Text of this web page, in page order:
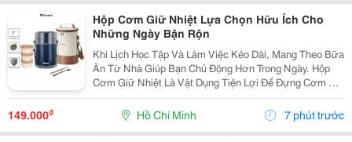
Hộp Cơm Giữ Nhiệt Lựa Chọn Hữu Ích Cho
Những Ngày Bận Rộn
Khi Lịch Học Tập Và Làm Việc Kéo Dài, Mang Theo Bữa
Ăn Từ Nhà Giúp Bạn Chủ Động Hơn Trong Ngày. Hộp
Cơm Giữ Nhiệt Là Vật Dụng Tiện Lợi Để Đựng Cơm Và
Thức Ăn, Đồng Thời Hỗ Trợ Sắp Xếp Các Món Gọn
Gàng Khi Di Chuyển. Lựa Chọn Số Ngăn Phù Hợp
149.000₫ Hồ Chí Minh 7 phút trước